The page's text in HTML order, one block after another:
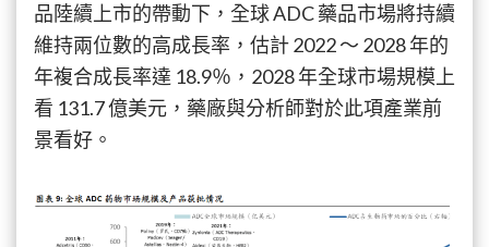
品陸續上市的帶動下，全球 ADC 藥品市場將持續
維持兩位數的高成長率，估計 2022 ～ 2028 年的
年複合成長率達 18.9％，2028 年全球市場規模上
看 131.7 億美元，藥廠與分析師對於此項產業前
景看好。